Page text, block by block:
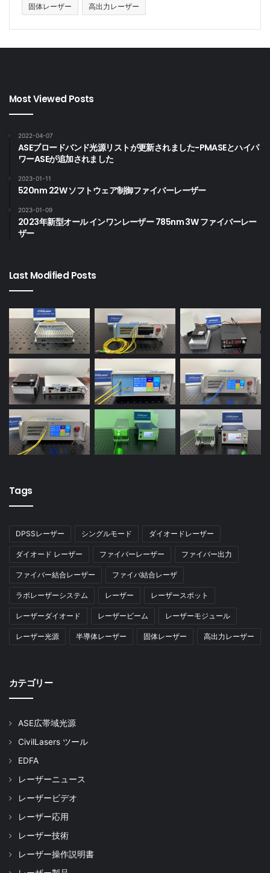
固体レーザー 高出力レーザー
Most Viewed Posts
2022-04-07
ASEブロードバンド光源リストが更新されました-PMASEとハイパ
ワーASEが追加されました
2023-01-11
520nm 22W ソフトウェア制御ファイバーレーザー
2023-01-09
2023年新型オール インワンレーザー 785nm 3W ファイバーレー
ザー
Last Modified Posts
Tags
DPSSレーザー シングルモード ダイオードレーザー
ダイオード レーザー ファイバーレーザー ファイバー出力
ファイバー結合レーザー ファイバ結合レーザ
ラボレーザーシステム レーザー レーザースポット
レーザーダイオード レーザービーム レーザーモジュール
レーザー光源 半導体レーザー 固体レーザー 高出力レーザー
カテゴリー
ASE広帯域光源
CivilLasers ツール
EDFA
レーザーニュース
レーザービデオ
レーザー応用
レーザー技術
レーザー操作説明書